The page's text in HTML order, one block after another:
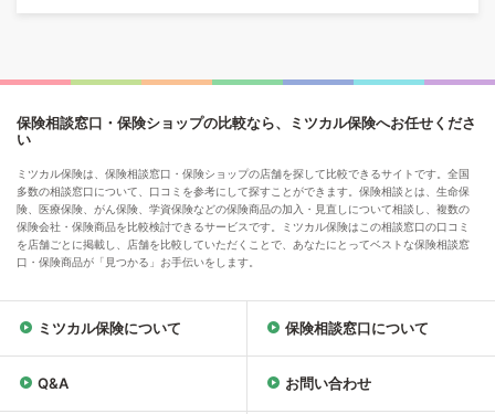
保険相談窓口・保険ショップの比較なら、ミツカル保険へお任せくださ
い
ミツカル保険は、保険相談窓口・保険ショップの店舗を探して比較できるサイトです。全国
多数の相談窓口について、口コミを参考にして探すことができます。保険相談とは、生命保
険、医療保険、がん保険、学資保険などの保険商品の加入・見直しについて相談し、複数の
保険会社・保険商品を比較検討できるサービスです。ミツカル保険はこの相談窓口の口コミ
を店舗ごとに掲載し、店舗を比較していただくことで、あなたにとってベストな保険相談窓
口・保険商品が「見つかる」お手伝いをします。
ミツカル保険について 保険相談窓口について
Q&A お問い合わせ